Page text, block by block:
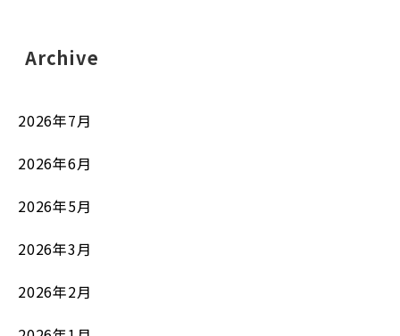
Archive
2026年7月
2026年6月
2026年5月
2026年3月
2026年2月